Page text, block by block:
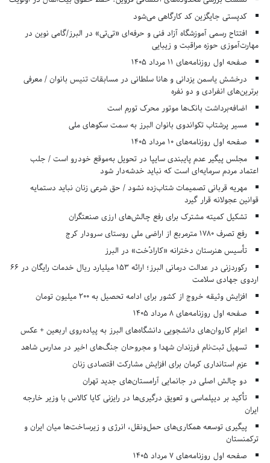
کدپستی جایگزین کد کارگاهی می‌شود
افتتاح رسمی آموزشگاه آزاد فنی و حرفه‌ای «تی‌تی» در البرز/گامی نوین در
مهارت‌آموزی حوزه مراقبت و زیبایی
صفحه اول روزنامه‌های 11 مرداد 1405
درخشش یاسمن یزدانی و هانا سلطانی در مسابقات تنیس بانوان / معرفی
برترین‌های انفرادی و دو نفره
اضافه‌برداشت بانک‌ها موتور محرک تورم است
مسیر پرشتاب تکواندوی بانوان البرز به سمت سکوهای ملی
صفحه اول روزنامه‌های 10 مرداد 1405
مجلس پیگیر عدم پایبندی سایپا در تحویل به‌موقع خودرو است / جلب
اعتماد مردم سرمایه‌ای است که نباید خدشه‌دار شود
مهریه قربانی تصمیمات شتاب‌زده نشود / حق شرعی زنان نباید دستمایه
قوانین عجولانه قرار گیرد
تشکیل کمیته مشترک برای رفع چالش‌های ارزی صنعتگران
رفع تصرف ۱۷۸۰ مترمربع از اراضی ملی روستای سرودار کرج
تأسیس هنرستان دخترانه «کارادُخت» در البرز
رکوردزنی در عدالت درمانی البرز؛ ارائه ۱۵۳ میلیارد ریال خدمات رایگان در ۶۶
اردوی جهادی سلامت
افزایش وثیقه خروج از کشور برای ادامه تحصیل به ۲۰۰ میلیون تومان
صفحه اول روزنامه‌های 8 مرداد 1405
اعزام کاروان‌های دانشجویی دانشگاه‌های البرز به پیاده‌روی اربعین + عکس
تسهیل ثبت‌نام فرزندان شهدا و مجروحان جنگ‌های اخیر در مدارس شاهد
عزم استانداری کرمان برای افزایش مشارکت اقتصادی زنان
دو چالش اصلی در جانمایی آرامستان‌های جدید تهران
تأکید بر دیپلماسی و تعویق درگیری‌ها در رایزنی کایا کالاس با وزیر خارجه
ایران
پیگیری توسعه همکاری‌های حمل‌ونقل، انرژی و زیرساخت‌ها میان ایران و
ترکمنستان
صفحه اول روزنامه‌های 7 مرداد 1405